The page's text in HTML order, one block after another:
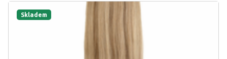
Skladem